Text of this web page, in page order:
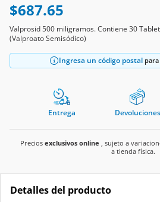
$687.65
Valprosid 500 miligramos. Contiene 30
(Valproato Semisódico)
Ingresa un código postal
Entrega Devoluciones
Precios exclusivos online , sujeto a
a tienda física.
Detalles del producto